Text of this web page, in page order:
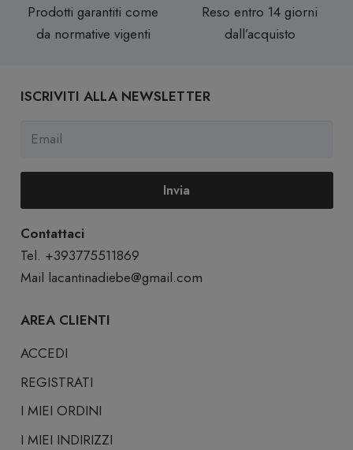
Prodotti garantiti come
da normative vigenti
Reso entro 14 giorni
dall’acquisto
ISCRIVITI ALLA NEWSLETTER
Invia
Contattaci
Tel. +393775511869
Mail lacantinadiebe@gmail.com
AREA CLIENTI
ACCEDI
REGISTRATI
I MIEI ORDINI
I MIEI INDIRIZZI